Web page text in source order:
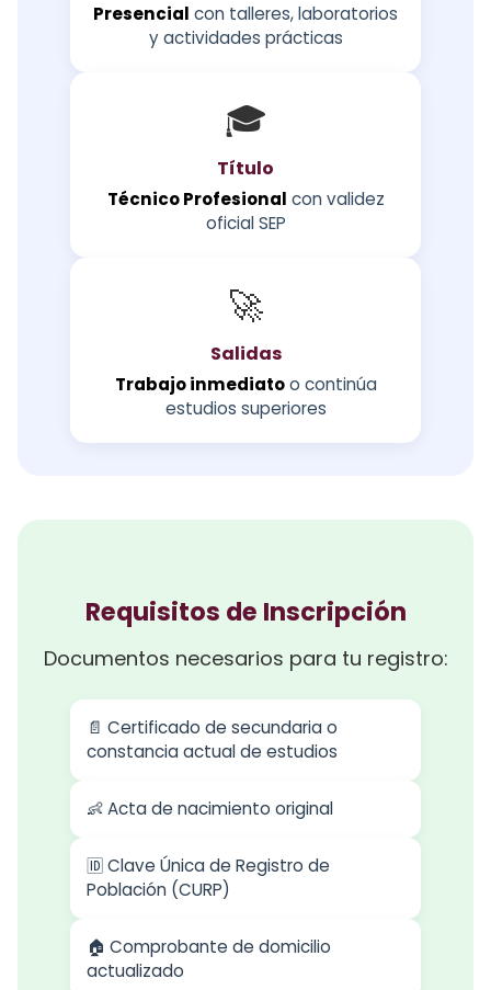
Presencial con talleres, laboratorios
y actividades prácticas
🎓
Título
Técnico Profesional con validez
oficial SEP
🚀
Salidas
Trabajo inmediatoo continúa
estudios superiores
Requisitos de Inscripción
Documentos necesarios para tu registro:
📄 Certificado de secundaria o
constancia actual de estudios
👶 Acta de nacimiento original
🆔 Clave Única de Registro de
Población (CURP)
🏠 Comprobante de domicilio
actualizado